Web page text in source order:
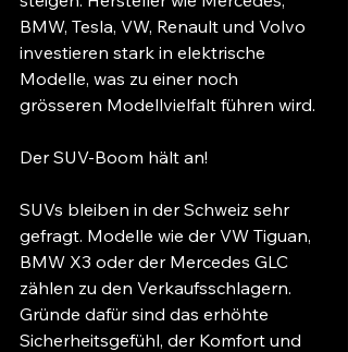
BMW, Tesla, VW, Renault und Volvo
investieren stark in elektrische
Modelle, was zu einer noch
grösseren Modellvielfalt führen wird.
Der SUV-Boom hält an!
SUVs bleiben in der Schweiz sehr
gefragt. Modelle wie der VW Tiguan,
BMW X3 oder der Mercedes GLC
zählen zu den Verkaufsschlagern.
Gründe dafür sind das erhöhte
Sicherheitsgefühl, der Komfort und